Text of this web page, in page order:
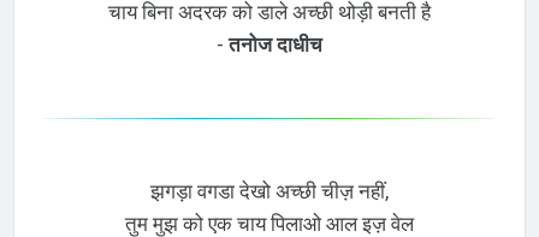
चाय बिना अदरक को डाले अच्छी थोड़ी बनती है
-तनोज दाधीच
झगड़ा वगडा देखो अच्छी चीज़ नहीं,
तुम मुझ को एक चाय पिलाओ आल इज़ वेल